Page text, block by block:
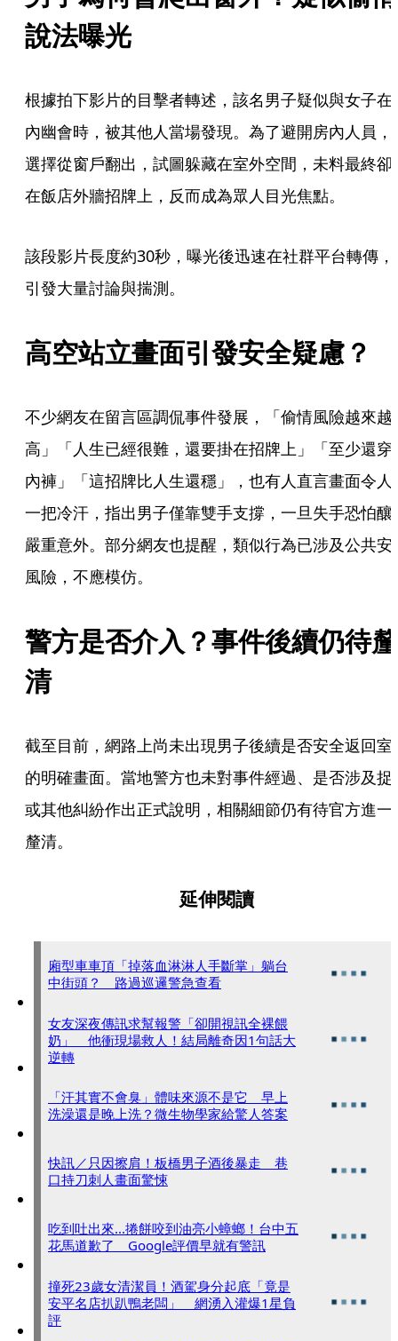
說法曝光
根據拍下影片的目擊者轉述，該名男子疑似與女子在
內幽會時，被其他人當場發現。為了避開房內人員，
選擇從窗戶翻出，試圖躲藏在室外空間，未料最終卻
在飯店外牆招牌上，反而成為眾人目光焦點。
該段影片長度約30秒，曝光後迅速在社群平台轉傳，
引發大量討論與揣測。
高空站立畫面引發安全疑慮？
不少網友在留言區調侃事件發展，「偷情風險越來越
高」「人生已經很難，還要掛在招牌上」「至少還穿
內褲」「這招牌比人生還穩」，也有人直言畫面令人
一把冷汗，指出男子僅靠雙手支撐，一旦失手恐怕釀
嚴重意外。部分網友也提醒，類似行為已涉及公共安
風險，不應模仿。
警方是否介入？事件後續仍待釐
清
截至目前，網路上尚未出現男子後續是否安全返回室
的明確畫面。當地警方也未對事件經過、是否涉及捉
或其他糾紛作出正式說明，相關細節仍有待官方進一
釐清。
延伸閱讀
廂型車車頂「掉落血淋淋人手斷掌」躺台
中街頭？ 路過巡邏警急查看
女友深夜傳訊求幫報警「卻開視訊全裸餵
奶」 他衝現場救人！結局離奇因1句話大
逆轉
「汗其實不會臭」體味來源不是它 早上
洗澡還是晚上洗？微生物學家給驚人答案
快訊／只因擦肩！板橋男子酒後暴走 巷
口持刀刺人畫面驚悚
吃到吐出來...捲餅咬到油亮小蟑螂！台中五
花馬道歉了 Google評價早就有警訊
撞死23歲女清潔員！酒駕身分起底「竟是
安平名店扒趴鴨老闆」 網湧入灌爆1星負
評